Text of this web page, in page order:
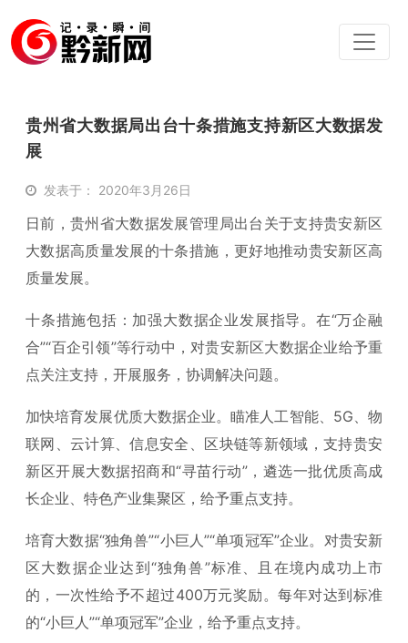
贵州省大数据局出台十条措施支持新区大数据发
展
发表于： 2020年3月26日
日前，贵州省大数据发展管理局出台关于支持贵安新区
大数据高质量发展的十条措施，更好地推动贵安新区高
质量发展。
十条措施包括：加强大数据企业发展指导。在“万企融
合”“百企引领”等行动中，对贵安新区大数据企业给予重
点关注支持，开展服务，协调解决问题。
加快培育发展优质大数据企业。瞄准人工智能、5G、物
联网、云计算、信息安全、区块链等新领域，支持贵安
新区开展大数据招商和“寻苗行动”，遴选一批优质高成
长企业、特色产业集聚区，给予重点支持。
培育大数据“独角兽”“小巨人”“单项冠军”企业。对贵安新
区大数据企业达到“独角兽”标准、且在境内成功上市
的，一次性给予不超过400万元奖励。每年对达到标准
的“小巨人”“单项冠军”企业，给予重点支持。